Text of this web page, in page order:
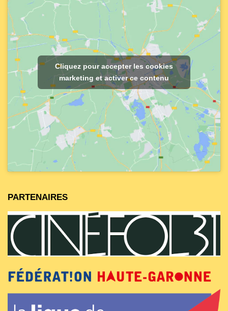
Cliquez pour accepter les cookies
marketing et activer ce contenu
PARTENAIRES